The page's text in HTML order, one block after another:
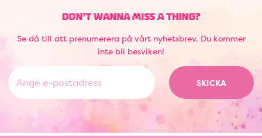
DON'T WANNA MISS A THING?
Se då till att prenumerera på vårt nyhetsbrev. Du kommer
inte bli besviken!
SKICKA